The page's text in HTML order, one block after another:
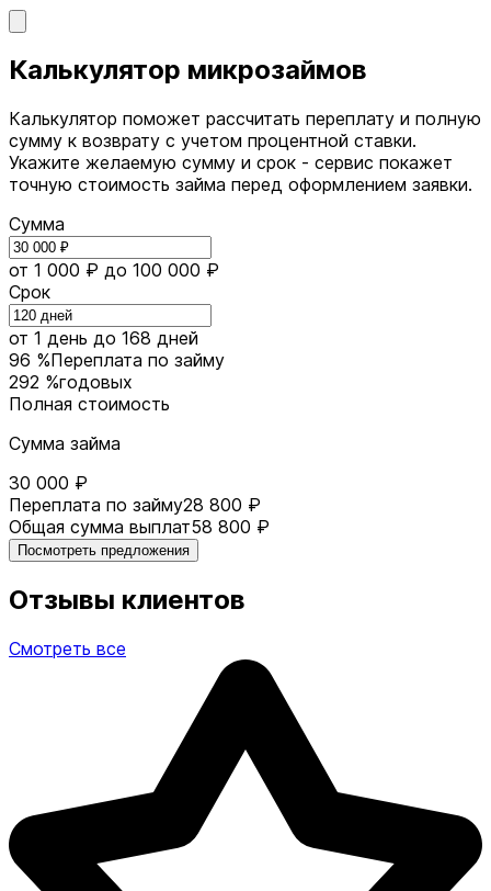
Калькулятор микрозаймов
Калькулятор поможет рассчитать переплату и полную
сумму к возврату с учетом процентной ставки.
Укажите желаемую сумму и срок - сервис покажет
точную стоимость займа перед оформлением заявки.
Сумма
от 1 000 ₽ до 100 000 ₽
Срок
от 1 день до 168 дней
96 %Переплата по займу
292 %годовых
Полная стоимость
Сумма займа
30 000 ₽
Переплата по займу28 800 ₽
Общая сумма выплат58 800 ₽
Посмотреть предложения
Отзывы клиентов
Смотреть все